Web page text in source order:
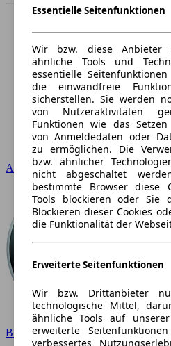
Audi
BMW
Essentielle Seitenfunktionen
Wir bzw. diese Anbieter
ähnliche Tools und
essentielle
die einwandfreie
sicherstellen. Sie werden
von Nutzeraktivitäten
Funktionen wie das
von Anmeldedaten oder
zu ermöglichen. Die
bzw. ähnlicher
nicht abgeschaltet
bestimmte Browser diese
Tools blockieren oder Sie
Blockieren dieser Cookies
die Funktionalität der
Erweiterte Seitenfunktionen
Wir bzw. Drittanbieter
technologische Mittel,
ähnliche Tools auf
erweiterte
verbessertes